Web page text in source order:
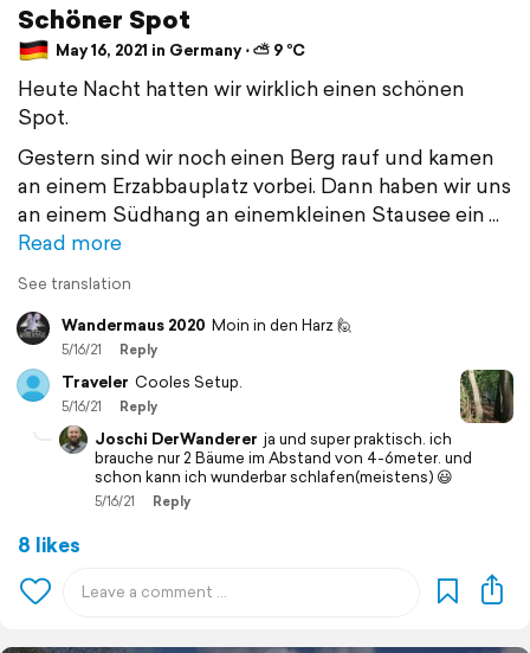
Schöner Spot
May 16, 2021 in Germany ⋅ ⛅ 9 °C
Heute Nacht hatten wir wirklich einen schönen
Spot.
Gestern sind wir noch einen Berg rauf und kamen
an einem Erzabbauplatz vorbei. Dann haben wir uns
an einem Südhang an einemkleinen Stausee ein
Read more
See translation
Wandermaus 2020 Moin in den Harz 🙋
5/16/21 Reply
Traveler Cooles Setup.
5/16/21 Reply
Joschi DerWanderer ja und super praktisch. ich
brauche nur 2 Bäume im Abstand von 4-6meter. und
schon kann ich wunderbar schlafen(meistens) 😃
5/16/21 Reply
8 likes